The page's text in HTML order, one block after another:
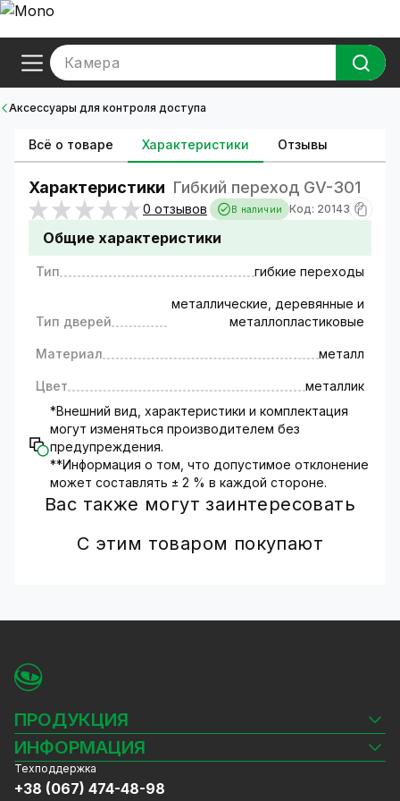
Камера
Аксессуары для контроля доступа
Всё о товаре Характеристики Отзывы
Характеристики Гибкий переход GV-301
0 отзывов В наличии Код: 20143
Общие характеристики
Тип гибкие переходы
Тип дверей
металлические, деревянные и
металлопластиковые
Материал металл
Цвет
металлик
*Внешний вид, характеристики и комплектация
могут изменяться производителем без
предупреждения.
**Информация о том, что допустимое отклонение
может составлять ± 2 % в каждой стороне.
Вас также могут заинтересовать
С этим товаром покупают
ПРОДУКЦИЯ
Камеры видеонаблюдения
Видеорегистраторы
Комплекты видеонаблюдения
ИНФОРМАЦИЯ
Блог
Доставка и оплата
Техподдержка
+38 (067) 474-48-98